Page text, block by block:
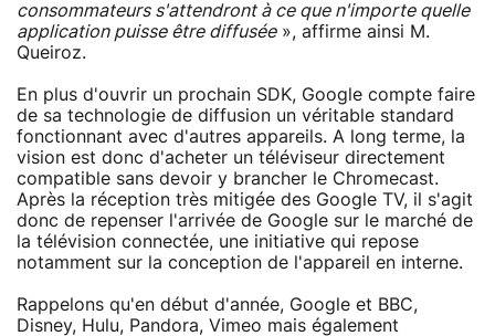
consommateurs s'attendront à ce que n'importe quelle
application puisse être diffusée», affirme ainsi M.
Queiroz.
En plus d'ouvrir un prochain SDK, Google compte faire
de sa technologie de diffusion un véritable standard
fonctionnant avec d'autres appareils. A long terme, la
vision est donc d'acheter un téléviseur directement
compatible sans devoir y brancher le Chromecast.
Après la réception très mitigée des Google TV, il s'agit
donc de repenser l'arrivée de Google sur le marché de
la télévision connectée, une initiative qui repose
notamment sur la conception de l'appareil en interne.
Rappelons qu'en début d'année, Google et BBC,
Disney, Hulu, Pandora, Vimeo mais également